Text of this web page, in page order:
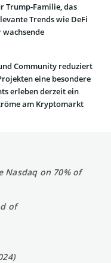
Trump-Familie, das
Trends wie DeFi
Community reduziert
eine besondere
erleben derzeit ein
am Kryptomarkt
on 70% of
of